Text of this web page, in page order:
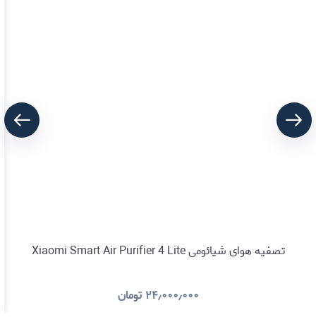
تصفیه هوای شیائومی Xiaomi Smart Air Purifier 4 Lite
۲۴٫۰۰۰٫۰۰۰ تومان